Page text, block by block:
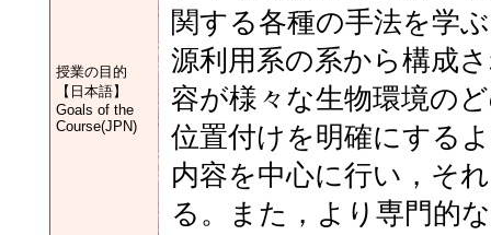
授業の目的
【日本語】
Goals of the
Course(JPN)
関する各種の手法を学
源利用系の系から構成
容が様々な生物環境の
位置付けを明確にする
内容を中心に行い，そ
る。また，より専門的